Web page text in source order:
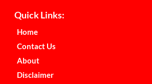
Quick Links:
Home
Contact Us
About
Disclaimer